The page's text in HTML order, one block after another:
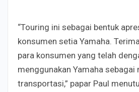
“Touring ini sebagai bentuk
konsumen setia Yamaha.
para konsumen yang telah
menggunakan Yamaha sebagai
transportasi,” papar Paul